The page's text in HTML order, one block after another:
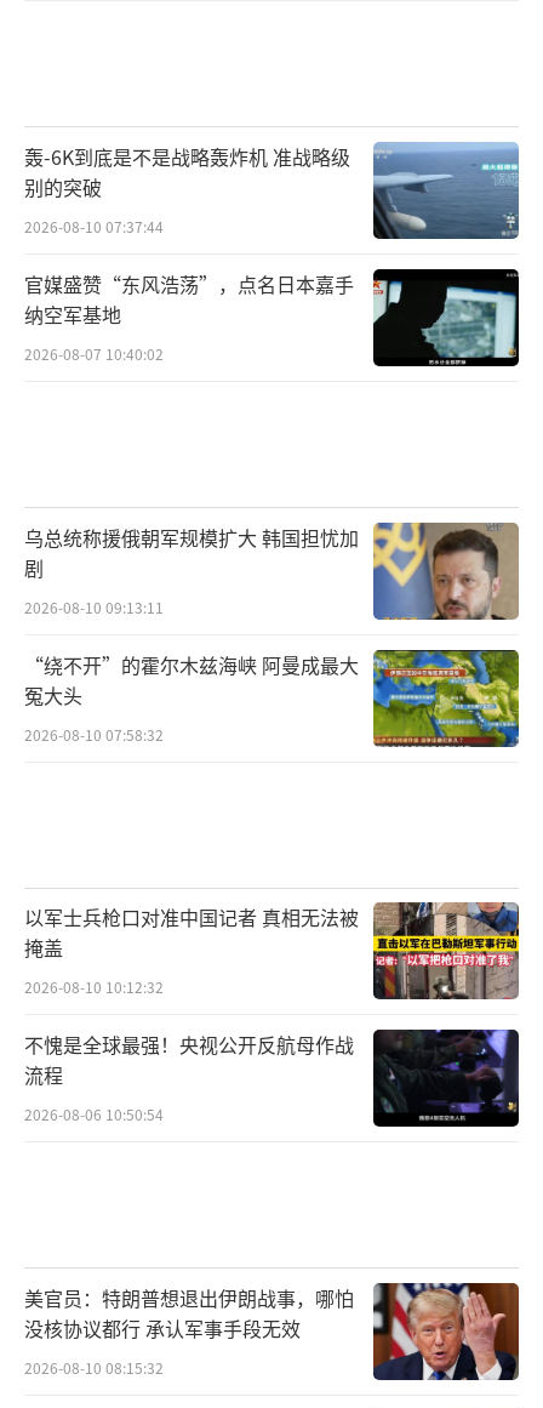
轰-6K到底是不是战略轰炸机 准战略级
别的突破
2026-08-10 07:37:44
官媒盛赞“东风浩荡”，点名日本嘉手
纳空军基地
2026-08-07 10:40:02
乌总统称援俄朝军规模扩大 韩国担忧加
剧
2026-08-10 09:13:11
“绕不开”的霍尔木兹海峡 阿曼成最大
冤大头
2026-08-10 07:58:32
以军士兵枪口对准中国记者 真相无法被
掩盖
2026-08-10 10:12:32
不愧是全球最强！央视公开反航母作战
流程
2026-08-06 10:50:54
美官员：特朗普想退出伊朗战事，哪怕
没核协议都行 承认军事手段无效
2026-08-10 08:15:32